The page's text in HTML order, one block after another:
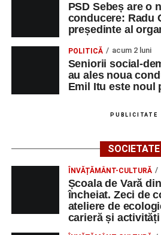
PSD Sebeș are o
conducere: Radu
președinte al
POLITICĂ acum 2 luni
Seniorii social-
au ales noua
Emil Itu este noul
PUBLICITATE
SOCIETATE
ÎNVĂȚĂMÂNT-CULTURĂ
Școala de Vară
încheiat. Zeci de
ateliere de
carieră și